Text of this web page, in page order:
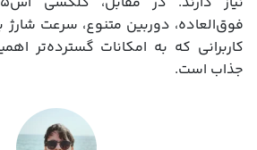
کاربرانی که به امکانات گسترده‌تر
جذاب است.